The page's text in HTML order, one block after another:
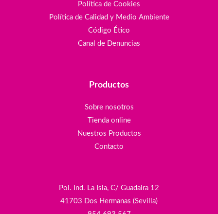
Política de Cookies
Política de Calidad y Medio Ambiente
Código Ético
Canal de Denuncias
Productos
Sobre nosotros
Tienda online
Nuestros Productos
Contacto
Pol. Ind. La Isla, C/ Guadaira 12
41703 Dos Hermanas (Sevilla)